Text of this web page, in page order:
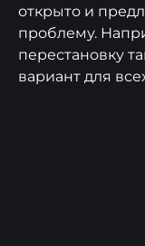
открыто и
проблему.
перестановку
вариант для